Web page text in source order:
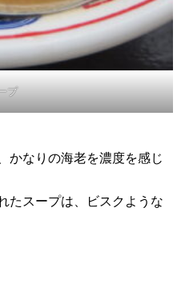
プ
かなりの海老を濃度を感じ
たスープは、ビスクような